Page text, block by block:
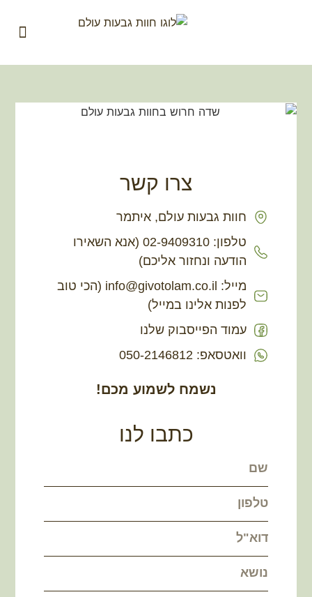
צרו קשר
חוות גבעות עולם, איתמר
טלפון: 02-9409310 (אנא השאירו
הודעה ונחזור אליכם)
מייל: info@givotolam.co.il (הכי טוב
לפנות אלינו במייל)
עמוד הפייסבוק שלנו
וואטסאפ: 050-2146812
נשמח לשמוע מכם!
כתבו לנו